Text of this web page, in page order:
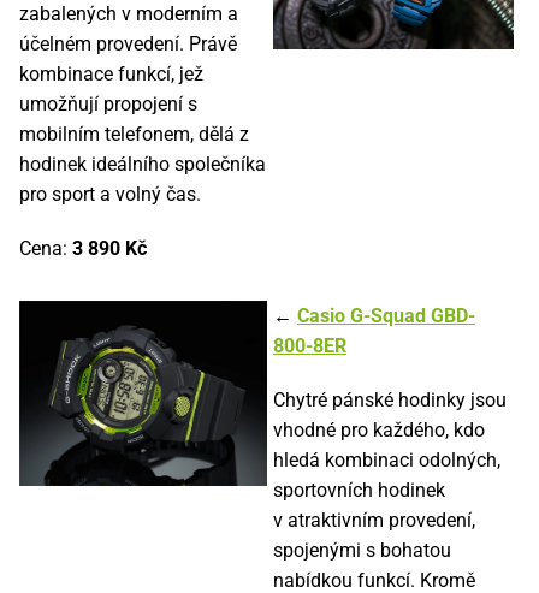
zabalených v moderním a
účelném provedení. Právě
kombinace funkcí, jež
umožňují propojení s
mobilním telefonem, dělá z
hodinek ideálního společníka
pro sport a volný čas.
Cena: 3 890 Kč
← Casio G-Squad GBD-
800-8ER
Chytré pánské hodinky jsou
vhodné pro každého, kdo
hledá kombinaci odolných,
sportovních hodinek
v atraktivním provedení,
spojenými s bohatou
nabídkou funkcí. Kromě